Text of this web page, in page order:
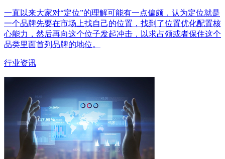
一直以来大家对“定位”的理解可能有一点偏颇，认为定位就是
一个品牌先要在市场上找自己的位置，找到了位置优化配置核
心能力，然后再向这个位子发起冲击，以求占领或者保住这个
品类里面首列品牌的地位。
行业资讯